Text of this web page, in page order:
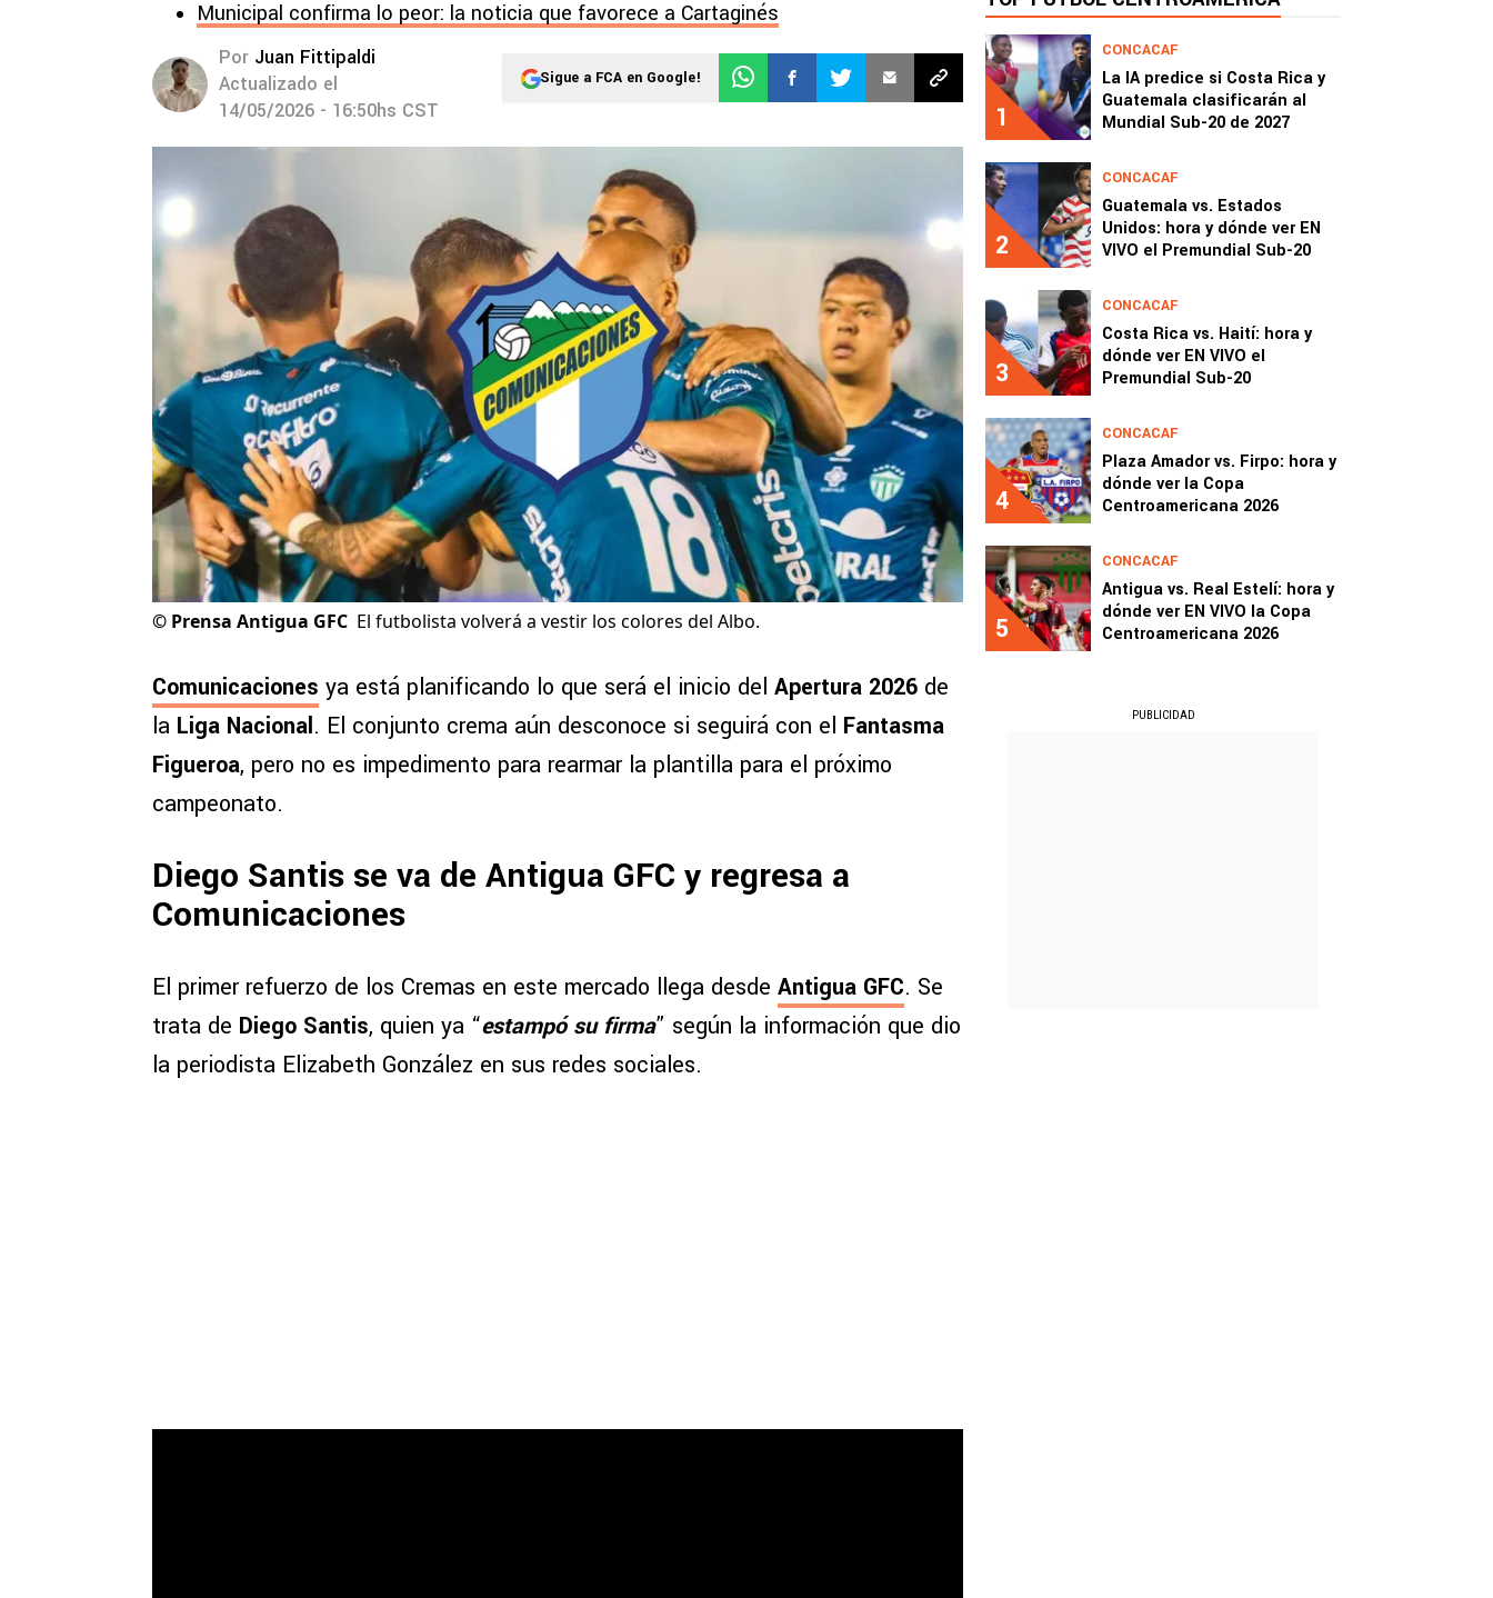
Municipal confirma lo peor: la noticia que favorece a Cartaginés
Por Juan Fittipaldi
Actualizado el
14/05/2026 - 16:50hs CST
Sigue a FCA en Google!
© Prensa Antigua GFC El futbolista volverá a vestir los colores del Albo.
Comunicaciones ya está planificando lo que será el inicio del Apertura 2026 de
la Liga Nacional. El conjunto crema aún desconoce si seguirá con el Fantasma
Figueroa, pero no es impedimento para rearmar la plantilla para el próximo
campeonato.
Diego Santis se va de Antigua GFC y regresa a
Comunicaciones
El primer refuerzo de los Cremas en este mercado llega desde Antigua GFC. Se
trata de Diego Santis, quien ya “estampó su firma” según la información que dio
la periodista Elizabeth González en sus redes sociales.
1
CONCACAF
La IA predice si Costa Rica y
Guatemala clasificarán al
Mundial Sub-20 de 2027
2
CONCACAF
Guatemala vs. Estados
Unidos: hora y dónde ver EN
VIVO el Premundial Sub-20
3
CONCACAF
Costa Rica vs. Haití: hora y
dónde ver EN VIVO el
Premundial Sub-20
4
CONCACAF
Plaza Amador vs. Firpo: hora y
dónde ver la Copa
Centroamericana 2026
5
CONCACAF
Antigua vs. Real Estelí: hora y
dónde ver EN VIVO la Copa
Centroamericana 2026
PUBLICIDAD